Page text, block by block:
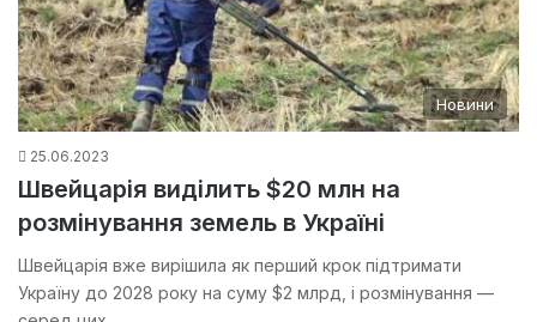
Новини
25.06.2023
Швейцарія виділить $20 млн на
розмінування земель в Україні
Швейцарія вже вирішила як перший крок підтримати
Україну до 2028 року на суму $2 млрд, і розмінування —